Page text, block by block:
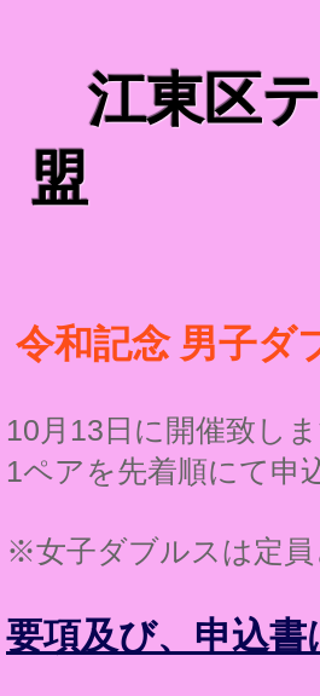
江東区
盟
令和記念 男子ダ
10月13日に開催致し
1ペアを先着順にて申
※女子ダブルスは定員
要項及び、申込書